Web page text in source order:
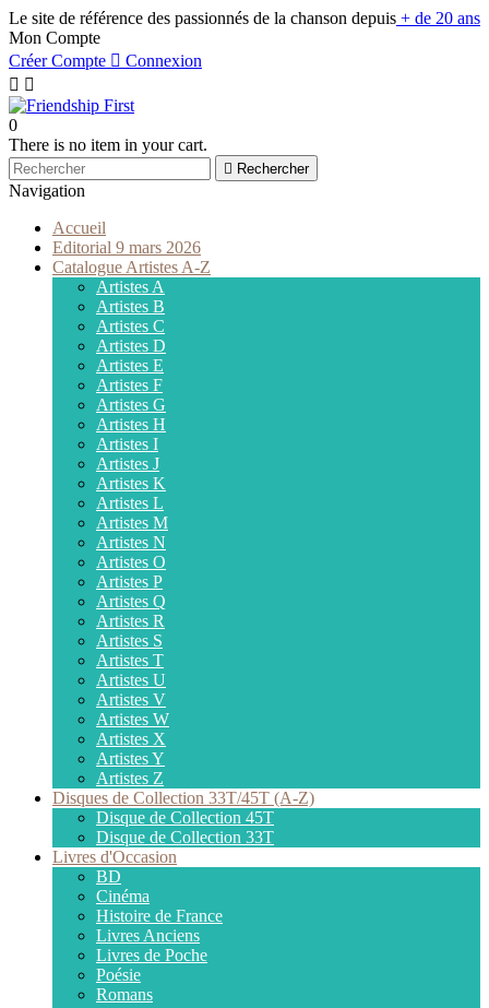
Le site de référence des passionnés de la chanson depuis + de 20 ans
Mon Compte
Créer Compte  Connexion
 
0
There is no item in your cart.
 Rechercher
Navigation
Accueil
Editorial 9 mars 2026
Catalogue Artistes A-Z
Artistes A
Artistes B
Artistes C
Artistes D
Artistes E
Artistes F
Artistes G
Artistes H
Artistes I
Artistes J
Artistes K
Artistes L
Artistes M
Artistes N
Artistes O
Artistes P
Artistes Q
Artistes R
Artistes S
Artistes T
Artistes U
Artistes V
Artistes W
Artistes X
Artistes Y
Artistes Z
Disques de Collection 33T/45T (A-Z)
Disque de Collection 45T
Disque de Collection 33T
Livres d'Occasion
BD
Cinéma
Histoire de France
Livres Anciens
Livres de Poche
Poésie
Romans